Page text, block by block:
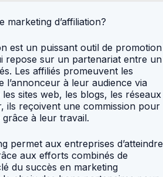
marketing d’affiliation?
est un puissant outil de promotion
repose sur un partenariat entre un
Les affiliés promeuvent les
l’annonceur à leur audience via
sites web, les blogs, les réseaux
ils reçoivent une commission pour
à leur travail.
permet aux entreprises d’atteindre
aux efforts combinés de
du succès en marketing